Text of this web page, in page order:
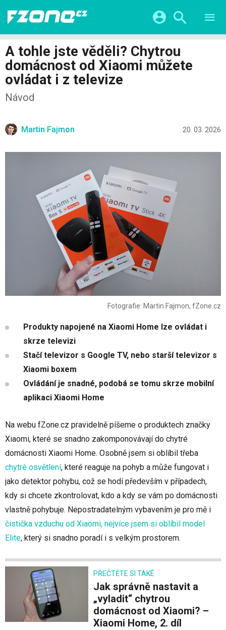
VIDEA
SERIÁLY
KATEGORIE
CHYTRÁ MĚSTA
ŽIVOT BUDOUCNOSTI
HRY A ZÁBAVA
FINTECH
Facebook Google
A tohle jste věděli? Chytrou
domácnost od Xiaomi můžete
ovládat i z televize
Návod
Martin Fajmon 20. 03. 2026
Fotografie: Martin Fajmon, fZone.cz
Produkty napojené na Xiaomi Home lze ovládat i
skrze televizi
Stačí televizor s Google TV, nebo starší televizor s
Xiaomi boxem
Ovládání je snadné, podobá se tomu skrze mobilní
aplikaci Xiaomi Home
Na webu fZone.cz pravidelně píšeme o produktech značky
Xiaomi, které se snadno zakomponovávají do chytré
domácnosti Xiaomi Home. Osobně jsem si oblíbil třeba
chytré osvětlení, které reaguje na pohyb a může fungovat i
jako detektor pohybu, což se hodí především v případech,
kdy si chcete zkontrolovat, kdo a kdy se vám po domácnosti
vlastně pohybuje. Nepostradatelným vybavením je pro mě i
čistička vzduchu od Xiaomi, nejvíce jsem si oblíbil model
Elite, který si snadno poradí i s velkým prostorem.
PŘEČTĚTE SI TAKÉ
Jak správně nastavit a
„vyladit“ chytrou
domácnost od Xiaomi? –
Xiaomi Home, 2. díl